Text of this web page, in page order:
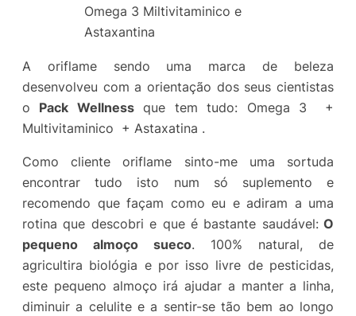
Omega 3 Miltivitaminico e
Astaxantina
A oriflame sendo uma marca de beleza
desenvolveu com a orientação dos seus cientistas
o Pack Wellnessque tem tudo: Omega 3 +
Multivitaminico + Astaxatina .
Como cliente oriflame sinto-me uma sortuda
encontrar tudo isto num só suplemento e
recomendo que façam como eu e adiram a uma
rotina que descobri e que é bastante saudável:O
pequeno almoço sueco. 100% natural, de
agricultira biológia e por isso livre de pesticidas,
este pequeno almoço irá ajudar a manter a linha,
diminuir a celulite e a sentir-se tão bem ao longo